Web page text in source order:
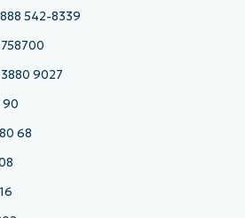
542-8339
9027
90
68